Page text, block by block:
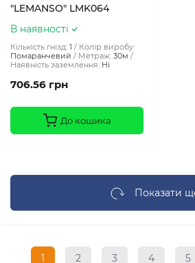
"LEMANSO" LMK064
В наявності
Кількість гнізд: 1
Колір виробу:
Помаранчевий
Метраж: 30м
Наявність заземлення: Ні
706.56 грн
До кошика
Показати
1 2 3 4 5